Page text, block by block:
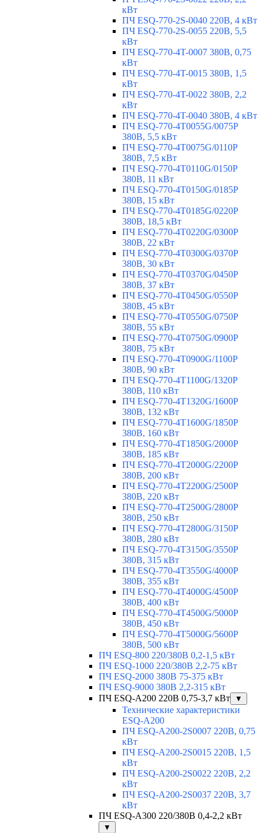
кВт
ПЧ ESQ-770-2S-0040 220В, 4 кВт
ПЧ ESQ-770-2S-0055 220В, 5,5
кВт
ПЧ ESQ-770-4T-0007 380В, 0,75
кВт
ПЧ ESQ-770-4T-0015 380В, 1,5
кВт
ПЧ ESQ-770-4T-0022 380В, 2,2
кВт
ПЧ ESQ-770-4T-0040 380В, 4 кВт
ПЧ ESQ-770-4T0055G/0075P
380В, 5,5 кВт
ПЧ ESQ-770-4T0075G/0110P
380В, 7,5 кВт
ПЧ ESQ-770-4T0110G/0150P
380В, 11 кВт
ПЧ ESQ-770-4T0150G/0185P
380В, 15 кВт
ПЧ ESQ-770-4T0185G/0220P
380В, 18,5 кВт
ПЧ ESQ-770-4T0220G/0300P
380В, 22 кВт
ПЧ ESQ-770-4T0300G/0370P
380В, 30 кВт
ПЧ ESQ-770-4T0370G/0450P
380В, 37 кВт
ПЧ ESQ-770-4T0450G/0550P
380В, 45 кВт
ПЧ ESQ-770-4T0550G/0750P
380В, 55 кВт
ПЧ ESQ-770-4T0750G/0900P
380В, 75 кВт
ПЧ ESQ-770-4T0900G/1100P
380В, 90 кВт
ПЧ ESQ-770-4T1100G/1320P
380В, 110 кВт
ПЧ ESQ-770-4T1320G/1600P
380В, 132 кВт
ПЧ ESQ-770-4T1600G/1850P
380В, 160 кВт
ПЧ ESQ-770-4T1850G/2000P
380В, 185 кВт
ПЧ ESQ-770-4T2000G/2200P
380В, 200 кВт
ПЧ ESQ-770-4T2200G/2500P
380В, 220 кВт
ПЧ ESQ-770-4T2500G/2800P
380В, 250 кВт
ПЧ ESQ-770-4T2800G/3150P
380В, 280 кВт
ПЧ ESQ-770-4T3150G/3550P
380В, 315 кВт
ПЧ ESQ-770-4T3550G/4000P
380В, 355 кВт
ПЧ ESQ-770-4T4000G/4500P
380В, 400 кВт
ПЧ ESQ-770-4T4500G/5000P
380В, 450 кВт
ПЧ ESQ-770-4T5000G/5600P
380В, 500 кВт
ПЧ ESQ-800 220/380В 0,2-1,5 кВт
ПЧ ESQ-1000 220/380В 2,2-75 кВт
ПЧ ESQ-2000 380В 75-375 кВт
ПЧ ESQ-9000 380В 2,2-315 кВт
ПЧ ESQ-A200 220В 0,75-3,7 кВт
▼
Технические характеристики
ESQ-A200
ПЧ ESQ-A200-2S0007 220В, 0,75
кВт
ПЧ ESQ-A200-2S0015 220В, 1,5
кВт
ПЧ ESQ-A200-2S0022 220В, 2,2
кВт
ПЧ ESQ-A200-2S0037 220В, 3,7
кВт
ПЧ ESQ-A300 220/380В 0,4-2,2 кВт
▼